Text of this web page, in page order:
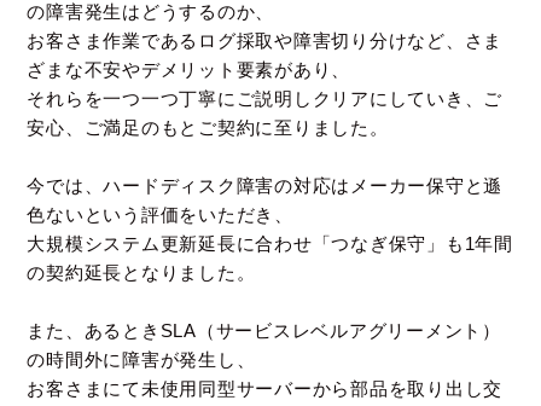
の障害発生はどうするのか、
お客さま作業であるログ採取や障害切り分けなど、さま
ざまな不安やデメリット要素があり、
それらを一つ一つ丁寧にご説明しクリアにしていき、ご
安心、ご満足のもとご契約に至りました。
今では、ハードディスク障害の対応はメーカー保守と遜
色ないという評価をいただき、
大規模システム更新延長に合わせ「つなぎ保守」も1年間
の契約延長となりました。
また、あるときSLA（サービスレベルアグリーメント）
の時間外に障害が発生し、
お客さまにて未使用同型サーバーから部品を取り出し交